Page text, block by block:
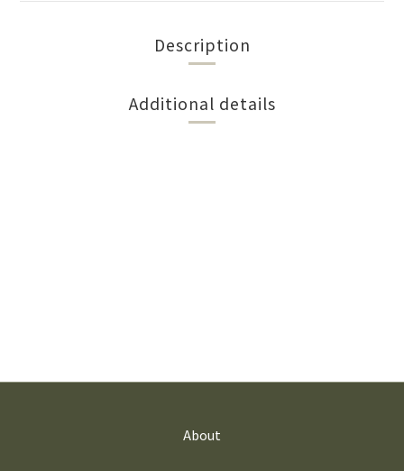
Description
Additional details
About